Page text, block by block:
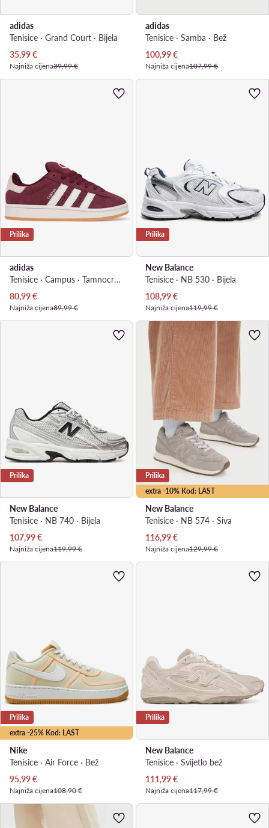
adidas
Tenisice · Grand Court · Bijela
Trenutna cijena
35,99€
Najniža cijena39,99 €
adidas
Tenisice · Samba · Bež
Trenutna cijena
100,99€
Najniža cijena107,99 €
Prilika
adidas
Tenisice · Campus · Tamnocrvena
Trenutna cijena
80,99€
Najniža cijena89,99 €
Prilika
New Balance
Tenisice · NB 530 · Bijela
Trenutna cijena
108,99€
Najniža cijena119,99 €
Prilika
New Balance
Tenisice · NB 740 · Bijela
Trenutna cijena
107,99€
Najniža cijena119,99 €
extra -10% Kod: LAST
Prilika
New Balance
Tenisice · NB 574 · Siva
Trenutna cijena
116,99€
Najniža cijena129,99 €
extra -25% Kod: LAST
Prilika
Nike
Tenisice · Air Force · Bež
Trenutna cijena
95,99€
Najniža cijena108,90 €
Prilika
New Balance
Tenisice · Svijetlo bež
Trenutna cijena
111,99€
Najniža cijena117,99 €